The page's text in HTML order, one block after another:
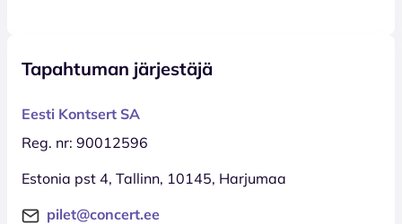
Tapahtuman järjestäjä
Eesti Kontsert SA
Reg. nr: 90012596
Estonia pst 4, Tallinn, 10145, Harjumaa
pilet@concert.ee